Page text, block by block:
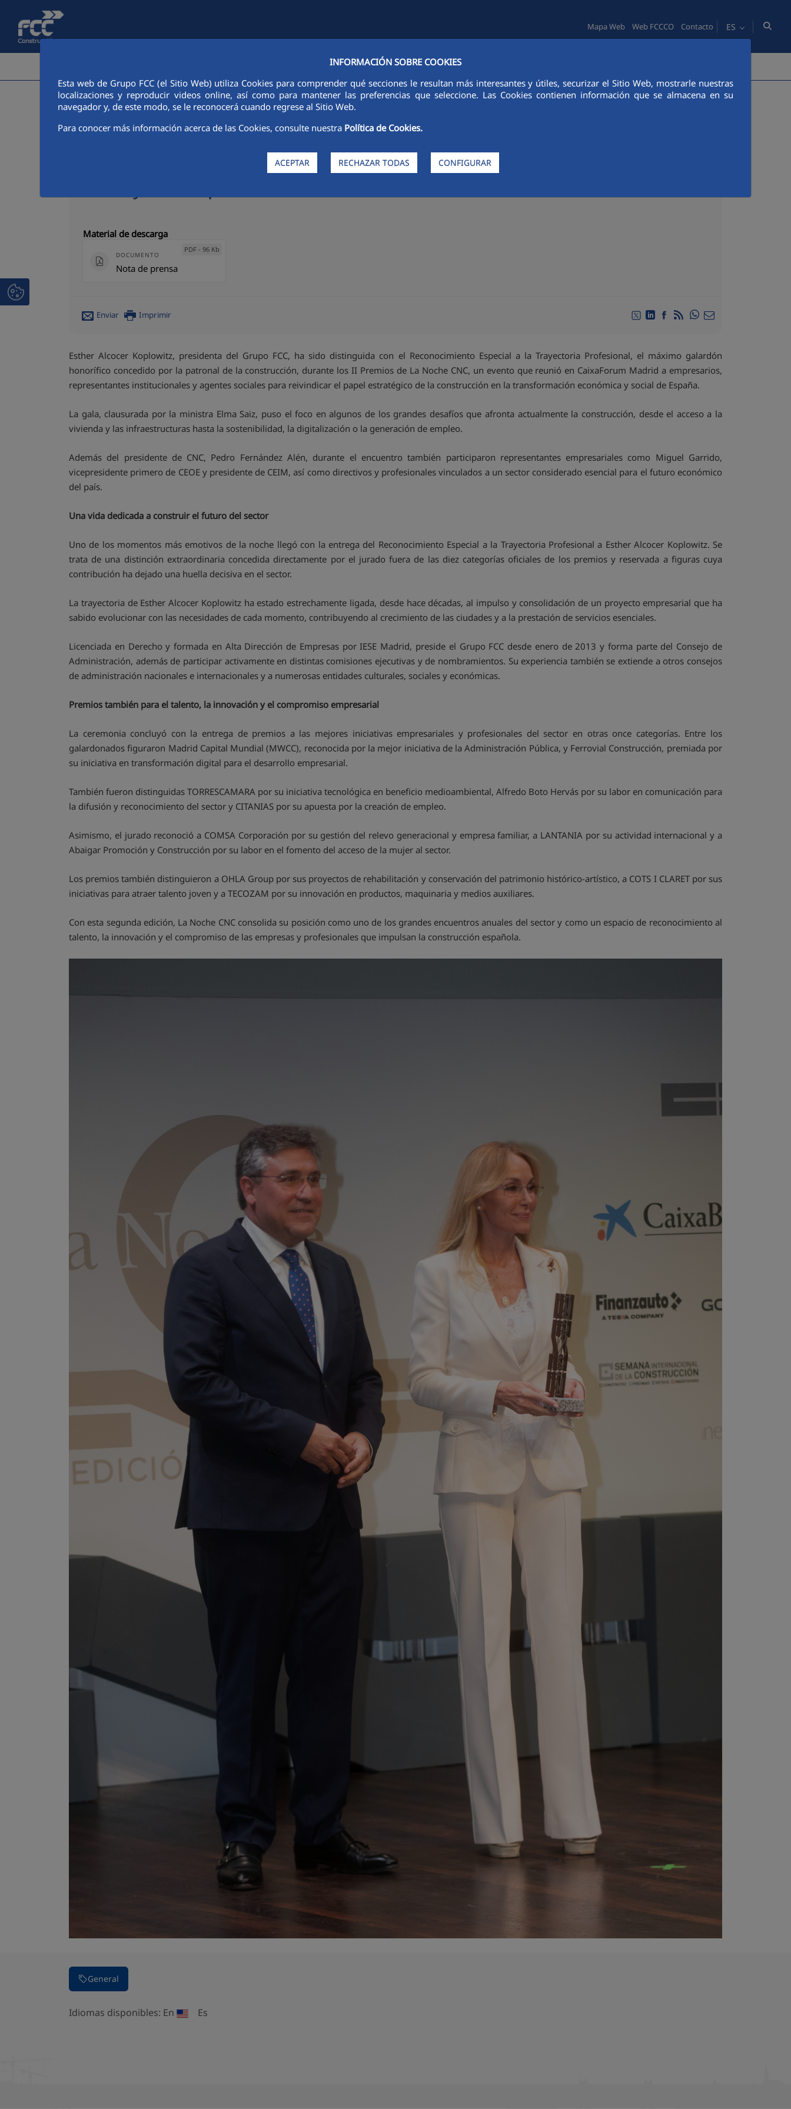
Saltar al contenido principal
INFORMACIÓN SOBRE COOKIES
Esta web de Grupo FCC (el Sitio Web) utiliza Cookies para comprender qué secciones le resultan más interesantes y útiles, securizar el Sitio Web, mostrarle nuestras
localizaciones y reproducir videos online, así como para mantener las preferencias que seleccione. Las Cookies contienen información que se almacena en su
navegador y, de este modo, se le reconocerá cuando regrese al Sitio Web.
Para conocer más información acerca de las Cookies, consulte nuestra Política de Cookies.
ACEPTAR RECHAZAR TODAS CONFIGURAR
Mapa Web Web FCCCO Contacto ES
FCCCO EN EL MUNDO SOSTENIBILIDAD ÉTICA E INTEGRIDAD
La patronal de la construcción reconoce a Esther Alcocer Koplowitz por
Material de descarga
DOCUMENTO
Nota de prensa
PDF - 96 Kb
Enviar Imprimir Compartir en Twitter
Compartir en Linkedin
Compartir en Facebook
RSSCompartir en Whatsapp
Esther Alcocer Koplowitz, presidenta del Grupo FCC, ha sido distinguida con el Reconocimiento Especial a la Trayectoria Profesional, el máximo galardón
honorífico concedido por la patronal de la construcción, durante los II Premios de La Noche CNC, un evento que reunió en CaixaForum Madrid a empresarios,
representantes institucionales y agentes sociales para reivindicar el papel estratégico de la construcción en la transformación económica y social de España.
La gala, clausurada por la ministra Elma Saiz, puso el foco en algunos de los grandes desafíos que afronta actualmente la construcción, desde el acceso a la
vivienda y las infraestructuras hasta la sostenibilidad, la digitalización o la generación de empleo.
Además del presidente de CNC, Pedro Fernández Alén, durante el encuentro también participaron representantes empresariales como Miguel Garrido,
vicepresidente primero de CEOE y presidente de CEIM, así como directivos y profesionales vinculados a un sector considerado esencial para el futuro económico
del país.
Una vida dedicada a construir el futuro del sector
Uno de los momentos más emotivos de la noche llegó con la entrega del Reconocimiento Especial a la Trayectoria Profesional a Esther Alcocer Koplowitz. Se
trata de una distinción extraordinaria concedida directamente por el jurado fuera de las diez categorías oficiales de los premios y reservada a figuras cuya
contribución ha dejado una huella decisiva en el sector.
La trayectoria de Esther Alcocer Koplowitz ha estado estrechamente ligada, desde hace décadas, al impulso y consolidación de un proyecto empresarial que ha
sabido evolucionar con las necesidades de cada momento, contribuyendo al crecimiento de las ciudades y a la prestación de servicios esenciales.
Licenciada en Derecho y formada en Alta Dirección de Empresas por IESE Madrid, preside el Grupo FCC desde enero de 2013 y forma parte del Consejo de
Administración, además de participar activamente en distintas comisiones ejecutivas y de nombramientos. Su experiencia también se extiende a otros consejos
de administración nacionales e internacionales y a numerosas entidades culturales, sociales y económicas.
Premios también para el talento, la innovación y el compromiso empresarial
La ceremonia concluyó con la entrega de premios a las mejores iniciativas empresariales y profesionales del sector en otras once categorías. Entre los
galardonados figuraron Madrid Capital Mundial (MWCC), reconocida por la mejor iniciativa de la Administración Pública, y Ferrovial Construcción, premiada por
su iniciativa en transformación digital para el desarrollo empresarial.
También fueron distinguidas TORRESCAMARA por su iniciativa tecnológica en beneficio medioambiental, Alfredo Boto Hervás por su labor en comunicación para
la difusión y reconocimiento del sector y CITANIAS por su apuesta por la creación de empleo.
Asimismo, el jurado reconoció a COMSA Corporación por su gestión del relevo generacional y empresa familiar, a LANTANIA por su actividad internacional y a
Abaigar Promoción y Construcción por su labor en el fomento del acceso de la mujer al sector.
Los premios también distinguieron a OHLA Group por sus proyectos de rehabilitación y conservación del patrimonio histórico-artístico, a COTS I CLARET por sus
iniciativas para atraer talento joven y a TECOZAM por su innovación en productos, maquinaria y medios auxiliares.
Con esta segunda edición, La Noche CNC consolida su posición como uno de los grandes encuentros anuales del sector y como un espacio de reconocimiento al
talento, la innovación y el compromiso de las empresas y profesionales que impulsan la construcción española.
General
Idiomas disponibles: En Es